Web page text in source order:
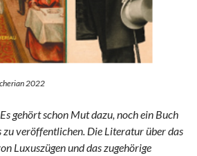
2022
gehört schon Mut dazu, noch ein Buch
zu veröffentlichen. Die Literatur über das
Luxuszügen und das zugehörige